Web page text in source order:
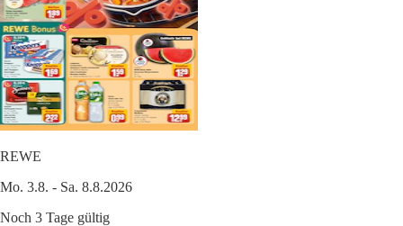
REWE
Mo. 3.8. - Sa. 8.8.2026
Noch 3 Tage gültig